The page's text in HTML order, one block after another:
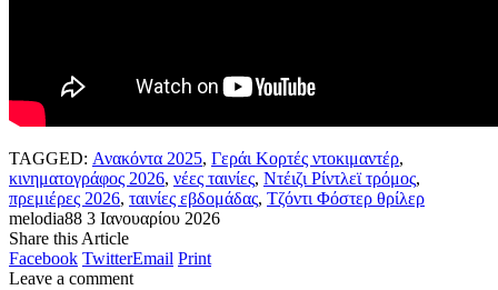
TAGGED: Ανακόντα 2025, Γεράι Κορτές ντοκιμαντέρ,
κινηματογράφος 2026, νέες ταινίες, Ντέιζι Ρίντλεϊ τρόμος,
πρεμιέρες 2026, ταινίες εβδομάδας, Τζόντι Φόστερ θρίλερ
melodia88 3 Ιανουαρίου 2026
Share this Article
Facebook TwitterEmail Print
Leave a comment